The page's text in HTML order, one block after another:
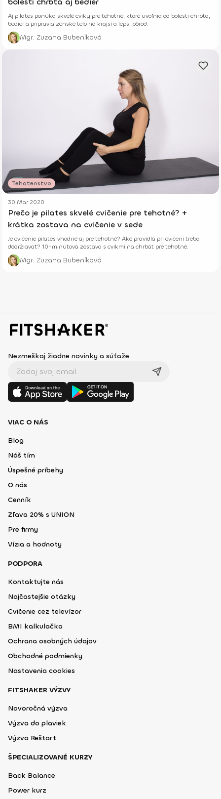
Aj pilates ponúka skvelé cviky pre tehotné, ktoré uvoľnia od bolesti chrbta,
bedier a pripravia ženské telo na krajší a lepší pôrod.
Mgr. Zuzana Bubeníková
Tehotenstvo
30 Mar 2020
Prečo je pilates skvelé cvičenie pre tehotné? +
krátka zostava na cvičenie v sede
Je cvičenie pilates vhodné aj pre tehotné? Aké pravidlá pri cvičení treba
dodržiavať? 10-minútová zostava s cvikmi na chrbát pre tehotné.
Mgr. Zuzana Bubeníková
Nezmeškaj žiadne novinky a súťaže
VIAC O NÁS
Blog
Náš tím
Úspešné príbehy
O nás
Cenník
Zľava 20% s UNION
Pre firmy
Vízia a hodnoty
PODPORA
Kontaktujte nás
Najčastejšie otázky
Cvičenie cez televízor
BMI kalkulačka
Ochrana osobných údajov
Obchodné podmienky
Nastavenia cookies
FITSHAKER VÝZVY
Novoročná výzva
Výzva do plaviek
Výzva Reštart
ŠPECIALIZOVANÉ KURZY
Back Balance
Power kurz